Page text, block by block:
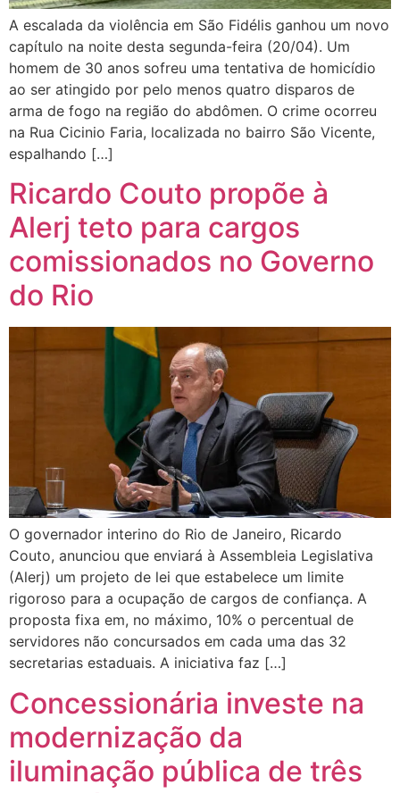
A escalada da violência em São Fidélis ganhou um novo
capítulo na noite desta segunda-feira (20/04). Um
homem de 30 anos sofreu uma tentativa de homicídio
ao ser atingido por pelo menos quatro disparos de
arma de fogo na região do abdômen. O crime ocorreu
na Rua Cicinio Faria, localizada no bairro São Vicente,
espalhando […]
Ricardo Couto propõe à
Alerj teto para cargos
comissionados no Governo
do Rio
O governador interino do Rio de Janeiro, Ricardo
Couto, anunciou que enviará à Assembleia Legislativa
(Alerj) um projeto de lei que estabelece um limite
rigoroso para a ocupação de cargos de confiança. A
proposta fixa em, no máximo, 10% o percentual de
servidores não concursados em cada uma das 32
secretarias estaduais. A iniciativa faz […]
Concessionária investe na
modernização da
iluminação pública de três